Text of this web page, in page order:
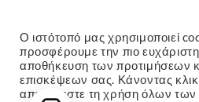
Σκουφιά - Γάντια (3)
Παιδικά (268)
Ο ιστότοπό μας χρησιμοποιεί
προσφέρουμε την πιο ευχάριστη
αποθήκευση των προτιμήσεων
επισκέψεων σας. Κάνοντας
αποδέχεστε τη χρήση όλων